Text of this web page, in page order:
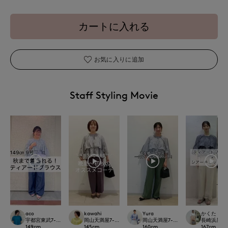
カートに入れる
お気に入りに追加
Staff Styling Movie
aco
宇都宮東武7-IDconcept./INED
149cm
kawahi
岡山天満屋7-IDconcept.
145cm
Yura
岡山天満屋7-IDconcept.
160cm
かくた
長崎浜屋
167cm